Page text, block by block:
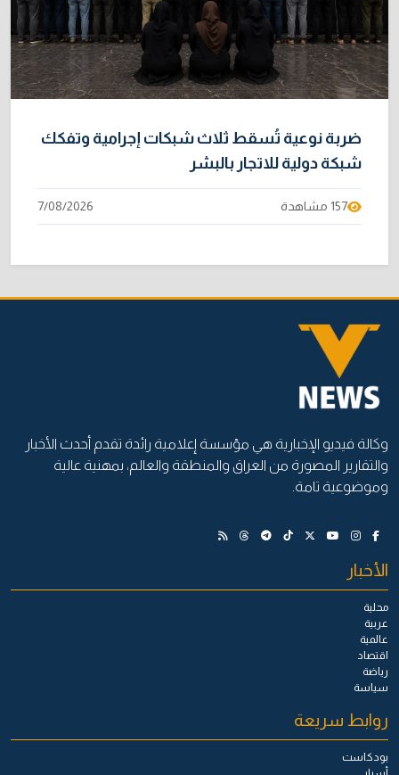
ضربة نوعية تُسقط ثلاث شبكات إجرامية وتفكك
شبكة دولية للاتجار بالبشر
157 مشاهدة 7/08/2026
وكالة فيديو الإخبارية هي مؤسسة إعلامية رائدة تقدم أحدث الأخبار
والتقارير المصورة من العراق والمنطقة والعالم، بمهنية عالية
وموضوعية تامة.
الأخبار
محلية
عربية
عالمية
اقتصاد
رياضة
سياسة
روابط سريعة
بودكاست